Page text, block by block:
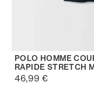
POLO HOMME
RAPIDE STRETCH
46,99 €